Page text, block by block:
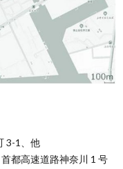
3-1、他
都高速道路神奈川 1 号